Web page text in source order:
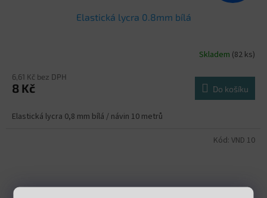
Elastická lycra 0.8mm bílá
Skladem (82 ks)
6,61 Kč bez DPH
8 Kč Do košíku
Elastická lycra 0,8 mm bílá / návin 10 metrů
Kód: VND 10